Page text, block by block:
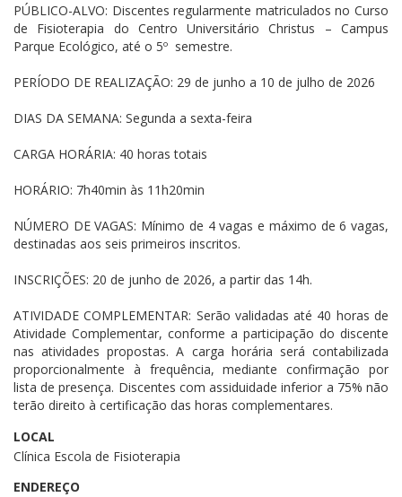
PÚBLICO-ALVO: Discentes regularmente matriculados no Curso
de Fisioterapia do Centro Universitário Christus – Campus
Parque Ecológico, até o 5º semestre.
PERÍODO DE REALIZAÇÃO: 29 de junho a 10 de julho de 2026
DIAS DA SEMANA: Segunda a sexta-feira
CARGA HORÁRIA: 40 horas totais
HORÁRIO: 7h40min às 11h20min
NÚMERO DE VAGAS: Mínimo de 4 vagas e máximo de 6 vagas,
destinadas aos seis primeiros inscritos.
INSCRIÇÕES: 20 de junho de 2026, a partir das 14h.
ATIVIDADE COMPLEMENTAR: Serão validadas até 40 horas de
Atividade Complementar, conforme a participação do discente
nas atividades propostas. A carga horária será contabilizada
proporcionalmente à frequência, mediante confirmação por
lista de presença. Discentes com assiduidade inferior a 75% não
terão direito à certificação das horas complementares.
LOCAL
Clínica Escola de Fisioterapia
ENDEREÇO